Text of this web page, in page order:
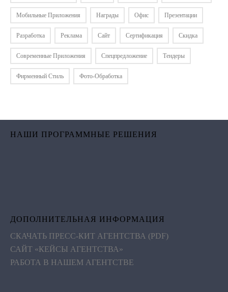
Мобильные Приложения Награды Офис Презентации
Разработка Реклама Сайт Сертификация Скидка
Современные Приложения Спецпредложение Тендеры
Фирменный Стиль Фото-Обработка
НАШИ ПРОГРАММНЫЕ РЕШЕНИЯ
ДОПОЛНИТЕЛЬНАЯ ИНФОРМАЦИЯ
СКАЧАТЬ ПРЕСС-КИТ АГЕНТСТВА (PDF)
САЙТ «КЕЙСЫ АГЕНТСТВА»
РАБОТА В НАШЕМ АГЕНТСТВЕ